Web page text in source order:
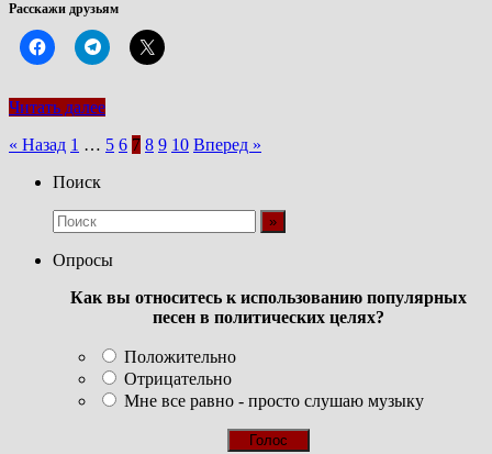
Расскажи друзьям
Читать далее
Пагинация
записей
« Назад 1 … 5 6 7 8 9 10 Вперед »
Поиск
Опросы
Как вы относитесь к использованию популярных
песен в политических целях?
Положительно
Отрицательно
Мне все равно - просто слушаю музыку